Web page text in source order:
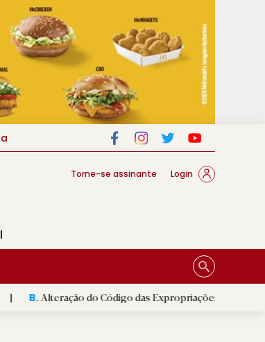
Torne-se assinante Login
do Código das Expropriações pode ajudar construção